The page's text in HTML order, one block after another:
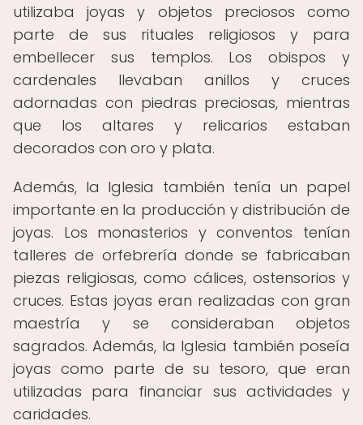
utilizaba joyas y objetos preciosos como
parte de sus rituales religiosos y para
embellecer sus templos. Los obispos y
cardenales llevaban anillos y cruces
adornadas con piedras preciosas, mientras
que los altares y relicarios estaban
decorados con oro y plata.
Además, la Iglesia también tenía un papel
importante en la producción y distribución de
joyas. Los monasterios y conventos tenían
talleres de orfebrería donde se fabricaban
piezas religiosas, como cálices, ostensorios y
cruces. Estas joyas eran realizadas con gran
maestría y se consideraban objetos
sagrados. Además, la Iglesia también poseía
joyas como parte de su tesoro, que eran
utilizadas para financiar sus actividades y
caridades.